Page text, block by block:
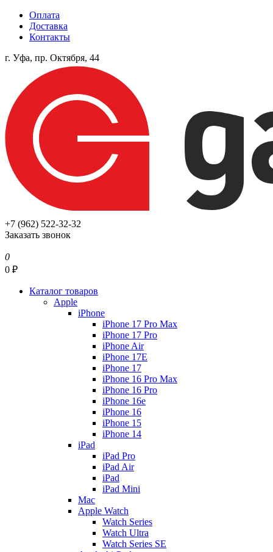
Оплата
Доставка
Контакты
г. Уфа, пр. Октября, 44
+7 (962) 522-32-32
Заказать звонок
0
0 ₽
Каталог товаров
Apple
iPhone
iPhone 17 Pro Max
iPhone 17 Pro
iPhone Air
iPhone 17E
iPhone 17
iPhone 16 Pro Max
iPhone 16 Pro
iPhone 16e
iPhone 16
iPhone 15
iPhone 14
iPad
iPad Pro
iPad Air
iPad
iPad Mini
Mac
Apple Watch
Watch Series
Watch Ultra
Watch Series SE